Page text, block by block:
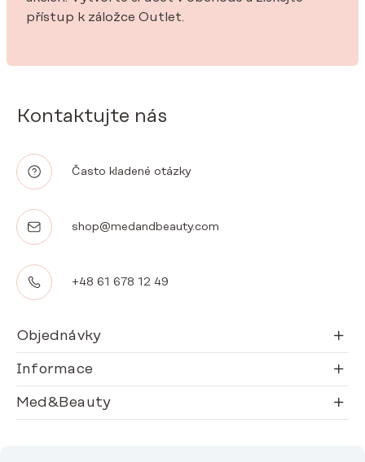
Kontaktujte nás
Často kladené otázky
shop@medandbeauty.com
+48 61 678 12 49
Objednávky
Informace
Med&Beauty
přístup k záložce Outlet.